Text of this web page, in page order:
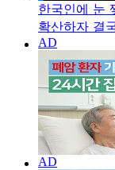
한국인에 눈
확산하자 결